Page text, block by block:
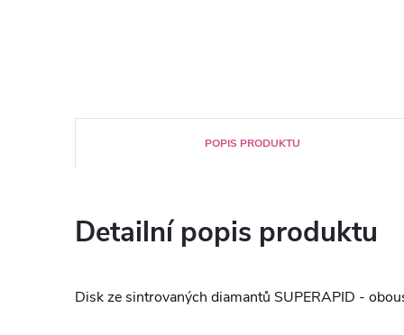
POPIS PRODUKTU
Detailní popis produktu
Disk ze sintrovaných diamantů SUPERAPID -